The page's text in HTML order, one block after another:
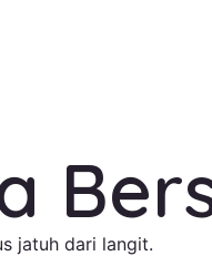
jatuh dari langit.